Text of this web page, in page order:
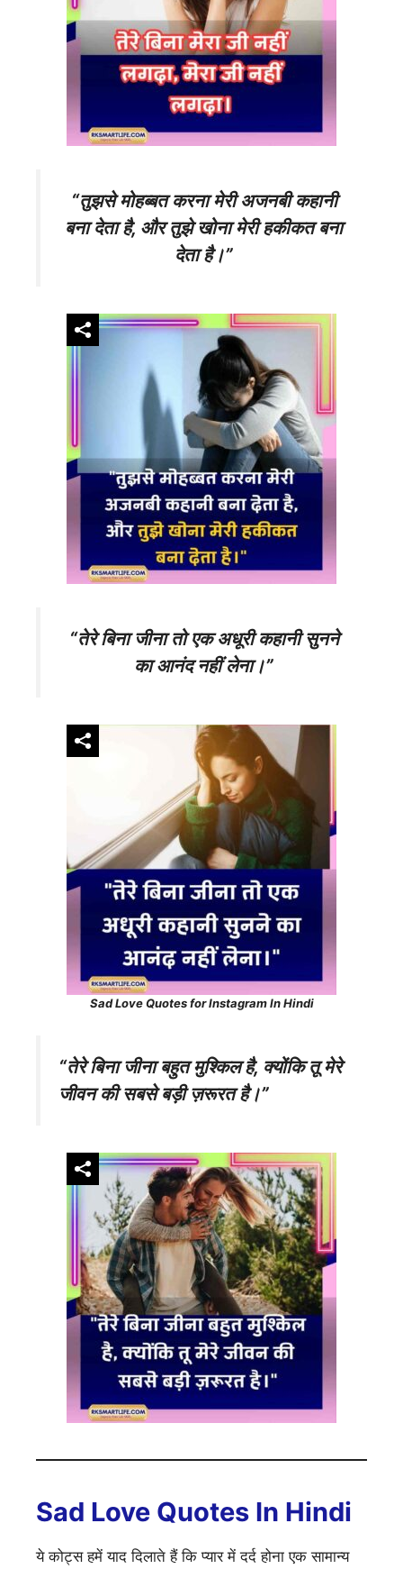
“तुझसे मोहब्बत करना मेरी अजनबी कहानी
बना देता है, और तुझे खोना मेरी हकीकत बना
देता है।”
“तेरे बिना जीना तो एक अधूरी कहानी सुनने
का आनंद नहीं लेना।”
Sad Love Quotes for Instagram In Hindi
“तेरे बिना जीना बहुत मुश्किल है, क्योंकि तू मेरे
जीवन की सबसे बड़ी ज़रूरत है।”
Sad Love Quotes In Hindi
ये कोट्स हमें याद दिलाते हैं कि प्यार में दर्द होना एक सामान्य